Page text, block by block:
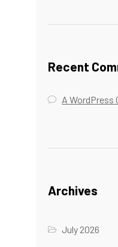
Recent
A WordPress
Archives
July 2026